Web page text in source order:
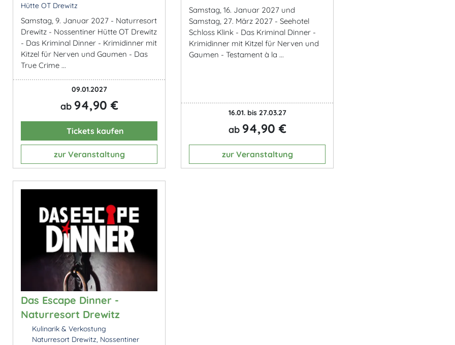
Hütte OT Drewitz
Samstag, 9. Januar 2027 - Naturresort
Drewitz - Nossentiner Hütte OT Drewitz
- Das Kriminal Dinner - Krimidinner mit
Kitzel für Nerven und Gaumen - Das
True Crime ...
09.01.2027
ab 94,90 €
Tickets kaufen
zur Veranstaltung
Samstag, 16. Januar 2027 und
Samstag, 27. März 2027 - Seehotel
Schloss Klink - Das Kriminal Dinner -
Krimidinner mit Kitzel für Nerven und
Gaumen - Testament à la ...
16.01. bis 27.03.27
ab 94,90 €
zur Veranstaltung
Das Escape Dinner -
Naturresort Drewitz
Kulinarik & Verkostung
Naturresort Drewitz, Nossentiner